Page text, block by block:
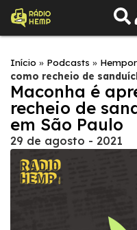
Início » Podcasts »
como recheio de
Maconha é
recheio de
em São Paulo
29 de agosto - 2021